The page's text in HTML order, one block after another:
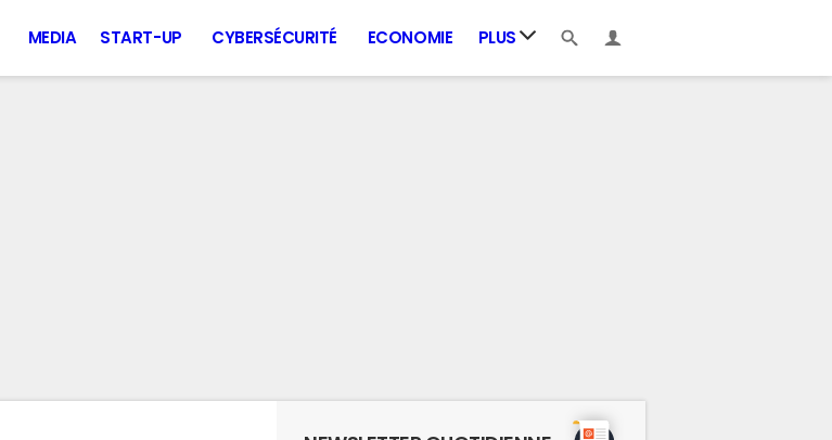
MEDIA START-UP CYBERSÉCURITÉ ECONOMIE PLUS